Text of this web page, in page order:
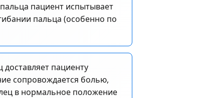
пациент испытывает
пальца (особенно по
пациенту
сопровождается болью,
в нормальное положение